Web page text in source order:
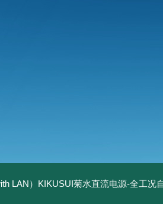
LAN）KIKUSUI菊水直流电源-全工况